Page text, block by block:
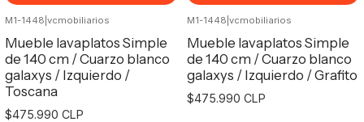
M1-1448 vcmobiliarios
Mueble lavaplatos Simple
de 140 cm / Cuarzo blanco
galaxys / Izquierdo /
Toscana
$475.990 CLP
M1-1448 vcmobiliarios
Mueble lavaplatos Simple
de 140 cm / Cuarzo blanco
galaxys / Izquierdo / Grafito
$475.990 CLP